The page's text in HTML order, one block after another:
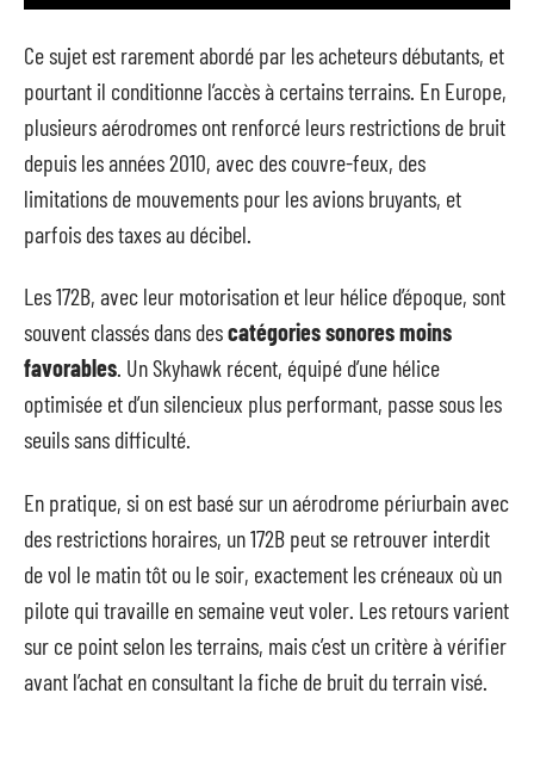
Ce sujet est rarement abordé par les acheteurs débutants, et
pourtant il conditionne l’accès à certains terrains. En Europe,
plusieurs aérodromes ont renforcé leurs restrictions de bruit
depuis les années 2010, avec des couvre-feux, des
limitations de mouvements pour les avions bruyants, et
parfois des taxes au décibel.
Les 172B, avec leur motorisation et leur hélice d’époque, sont
souvent classés dans descatégories sonores moins
favorables. Un Skyhawk récent, équipé d’une hélice
optimisée et d’un silencieux plus performant, passe sous les
seuils sans difficulté.
En pratique, si on est basé sur un aérodrome périurbain avec
des restrictions horaires, un 172B peut se retrouver interdit
de vol le matin tôt ou le soir, exactement les créneaux où un
pilote qui travaille en semaine veut voler. Les retours varient
sur ce point selon les terrains, mais c’est un critère à vérifier
avant l’achat en consultant la fiche de bruit du terrain visé.